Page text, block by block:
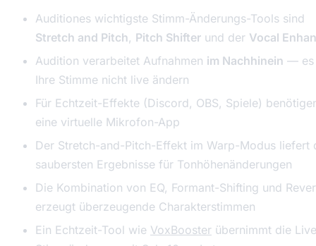
Auditiones wichtigste Stimm-Änderungs-Tools sind
Stretch and Pitch, Pitch Shifter und der Vocal
Audition verarbeitet Aufnahmen im Nachhinein — es
Ihre Stimme nicht live ändern
Für Echtzeit-Effekte (Discord, OBS, Spiele)
eine virtuelle Mikrofon-App
Der Stretch-and-Pitch-Effekt im Warp-Modus liefert
saubersten Ergebnisse für Tonhöhenänderungen
Die Kombination von EQ, Formant-Shifting und
erzeugt überzeugende Charakterstimmen
Ein Echtzeit-Tool wie VoxBooster übernimmt die